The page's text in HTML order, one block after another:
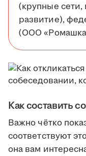
(крупные сети,
развитие),
(ООО
Как составить
Важно чётко
соответствуют
она вам